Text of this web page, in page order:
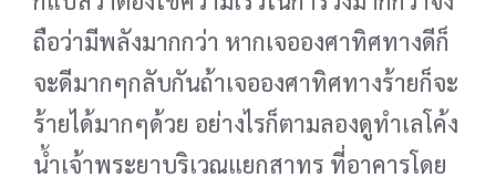
ถือว่ามีพลังมากกว่า หากเจอองศาทิศทางดีก็
จะดีมากๆกลับกันถ้าเจอองศาทิศทางร้ายก็จะ
ร้ายได้มากๆด้วย อย่างไรก็ตามลองดูทำเลโค้ง
น้ำเจ้าพระยาบริเวณแยกสาทร ที่อาคารโดย